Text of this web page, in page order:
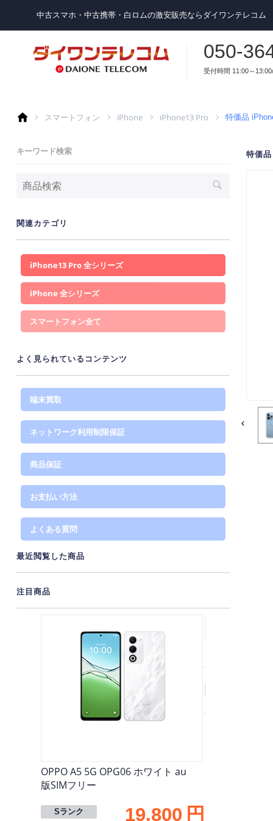
中古スマホ・中古携帯・白ロムの激安販売ならダイワンテレコム
050-
受付時間 11:00～
スマートフォン iPhone iPhone13 Pro 特価品
キーワード検索
関連カテゴリ
スマートフォン
iPhone
iPhone13 Pro
よく見られているコンテンツ
端末買取
ネットワーク利用制限保証
商品保証
お支払い方法
よくある質問
最近閲覧した商品
注目商品
OPPO A5 5G OPG06 ホワイト au
版SIMフリー
Sランク 19,800 円
版SIMフリー
在庫数：1
特価